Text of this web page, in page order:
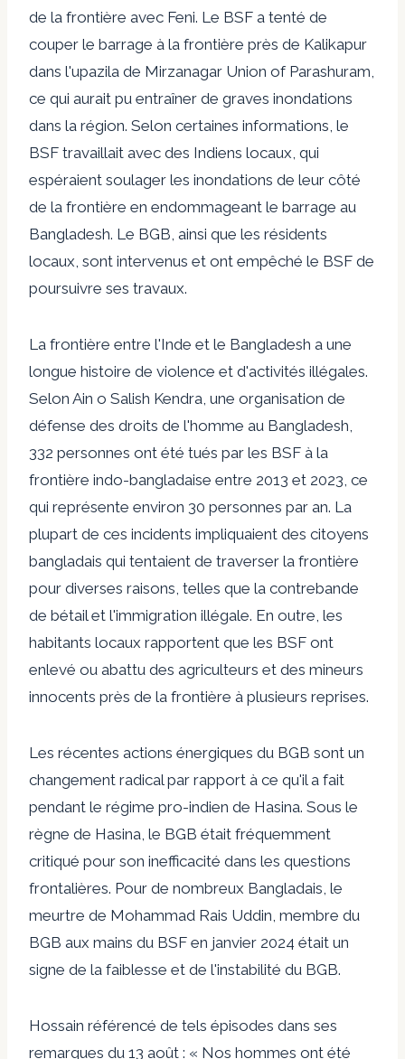
de la frontière avec Feni. Le BSF a tenté de
couper le barrage à la frontière près de Kalikapur
dans l'upazila de Mirzanagar Union of Parashuram,
ce qui aurait pu entraîner de graves inondations
dans la région. Selon certaines informations, le
BSF travaillait avec des Indiens locaux, qui
espéraient soulager les inondations de leur côté
de la frontière en endommageant le barrage au
Bangladesh. Le BGB, ainsi que les résidents
locaux, sont intervenus et ont empêché le BSF de
poursuivre ses travaux.
La frontière entre l'Inde et le Bangladesh a une
longue histoire de violence et d'activités illégales.
Selon Ain o Salish Kendra, une organisation de
défense des droits de l'homme au Bangladesh,
332 personnes ont été tués par les BSF à la
frontière indo-bangladaise entre 2013 et 2023, ce
qui représente environ 30 personnes par an. La
plupart de ces incidents impliquaient des citoyens
bangladais qui tentaient de traverser la frontière
pour diverses raisons, telles que la contrebande
de bétail et l'immigration illégale. En outre, les
habitants locaux rapportent que les BSF ont
enlevé ou abattu des agriculteurs et des mineurs
innocents près de la frontière à plusieurs reprises.
Les récentes actions énergiques du BGB sont un
changement radical par rapport à ce qu'il a fait
pendant le régime pro-indien de Hasina. Sous le
règne de Hasina, le BGB était fréquemment
critiqué pour son inefficacité dans les questions
frontalières. Pour de nombreux Bangladais, le
meurtre de Mohammad Rais Uddin, membre du
BGB aux mains du BSF en janvier 2024 était un
signe de la faiblesse et de l'instabilité du BGB.
Hossain référencé de tels épisodes dans ses
remarques du 13 août : « Nos hommes ont été